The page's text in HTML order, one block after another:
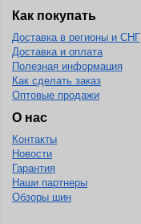
Как покупать
Доставка в регионы и СНГ
Доставка и оплата
Полезная информация
Как сделать заказ
Оптовые продажи
О нас
Контакты
Новости
Гарантия
Наши партнеры
Обзоры шин